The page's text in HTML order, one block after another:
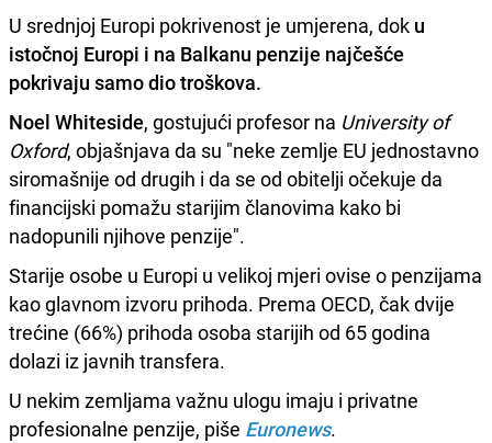
U srednjoj Europi pokrivenost je umjerena, dok u
istočnoj Europi i na Balkanu penzije najčešće
pokrivaju samo dio troškova.
Noel Whiteside, gostujući profesor na University of
Oxford, objašnjava da su "neke zemlje EU jednostavno
siromašnije od drugih i da se od obitelji očekuje da
financijski pomažu starijim članovima kako bi
nadopunili njihove penzije".
Starije osobe u Europi u velikoj mjeri ovise o penzijama
kao glavnom izvoru prihoda. Prema OECD, čak dvije
trećine (66%) prihoda osoba starijih od 65 godina
dolazi iz javnih transfera.
U nekim zemljama važnu ulogu imaju i privatne
profesionalne penzije, piše Euronews.